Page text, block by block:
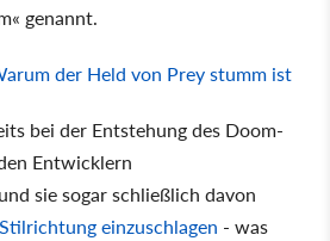
genannt.
der Held von Prey stumm ist
bei der Entstehung des Doom-
Entwicklern
sie sogar schließlich davon
einzuschlagen - was